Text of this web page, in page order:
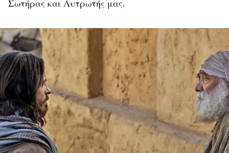
Σωτήρας και Λυτρωτής μας.